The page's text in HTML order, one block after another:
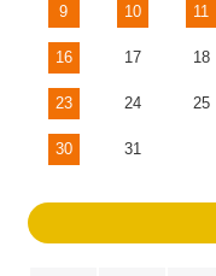
9 10 11
16 17 18
23 24 25
30 31